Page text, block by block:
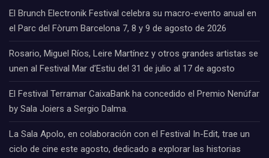
El Brunch Electronik Festival celebra su macro-evento anual en
el Parc del Fòrum Barcelona 7, 8 y 9 de agosto de 2026
Rosario, Miguel Ríos, Leire Martínez y otros grandes artistas se
unen al Festival Mar d’Estiu del 31 de julio al 17 de agosto
El Festival Terramar CaixaBank ha concedido el Premio Nenúfar
by Sala Joiers a Sergio Dalma.
La Sala Apolo, en colaboración con el Festival In-Edit, trae un
ciclo de cine este agosto, dedicado a explorar las historias